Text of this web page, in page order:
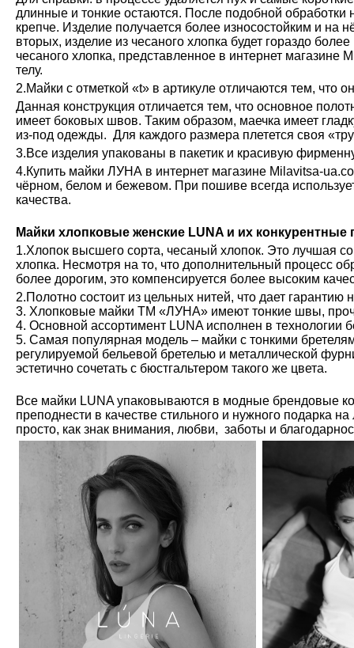
длинные и тонкие остаются. После подобной обработки
крепче. Изделие получается более износостойким и на
вторых, изделие из чесаного хлопка будет гораздо
чесаного хлопка, представленное в интернет магазине
телу.
2.Майки с отметкой «t» в артикуле отличаются тем, что
Данная конструкция отличается тем, что основное
имеет боковых швов. Таким образом, маечка имеет
из-под одежды. Для каждого размера плетется своя
3.Все изделия упакованы в пакетик и красивую
4.Купить майки ЛУНА в интернет магазине Milavitsa-
чёрном, белом и бежевом. При пошиве всегда
качества.
Майки хлопковые женские LUNA и их конкурентные
1.Хлопок высшего сорта, чесаный хлопок. Это лучшая
хлопка. Несмотря на то, что дополнительный процесс
более дорогим, это компенсируется более высоким
2.Полотно состоит из цельных нитей, что дает гарантию
3. Хлопковые майки ТМ «ЛУНА» имеют тонкие швы,
4. Основной ассортимент LUNA исполнен в технологии
5. Самая популярная модель – майки с тонкими
регулируемой бельевой бретелью и металлической
эстетично сочетать с бюстгальтером такого же цвета.
Все майки LUNA упаковываются в модные брендовые
преподнести в качестве стильного и нужного подарка
просто, как знак внимания, любви, заботы и